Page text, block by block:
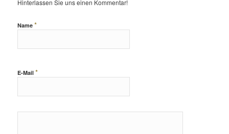
Hinterlassen Sie uns einen Kommentar!
Name *
E-Mail *